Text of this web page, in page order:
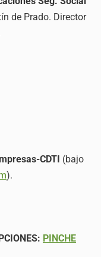
de Prado. Director
CDTI (bajo
).
PINCHE